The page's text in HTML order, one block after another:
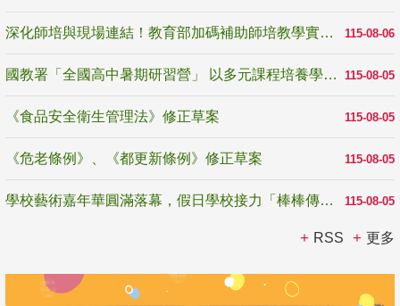
115-08-06
深化師培與現場連結！教育部加碼補助師培教學實踐研究 10月師培國際研討會交流教學實踐經驗
115-08-05
國教署「全國高中暑期研習營」 以多元課程培養學生瞭解誠信專業與倫理價值
115-08-05
《食品安全衛生管理法》修正草案
115-08-05
《危老條例》、《都更新條例》修正草案
115-08-05
學校藝術嘉年華圓滿落幕，假日學校接力「棒棒傳美感」
RSS 更多